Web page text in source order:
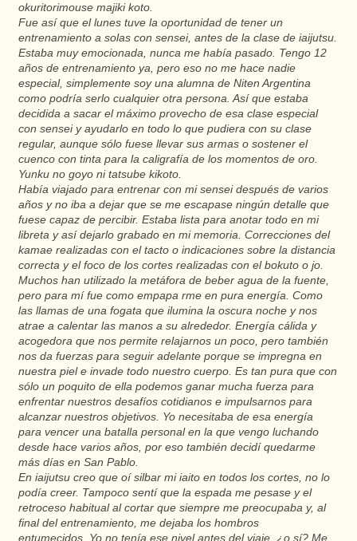
okuritorimouse majiki koto.
Fue así que el lunes tuve la oportunidad de tener un
entrenamiento a solas con sensei, antes de la clase de iaijutsu.
Estaba muy emocionada, nunca me había pasado. Tengo 12
años de entrenamiento ya, pero eso no me hace nadie
especial, simplemente soy una alumna de Niten Argentina
como podría serlo cualquier otra persona. Así que estaba
decidida a sacar el máximo provecho de esa clase especial
con sensei y ayudarlo en todo lo que pudiera con su clase
regular, aunque sólo fuese llevar sus armas o sostener el
cuenco con tinta para la caligrafía de los momentos de oro.
Yunku no goyo ni tatsube kikoto.
Había viajado para entrenar con mi sensei después de varios
años y no iba a dejar que se me escapase ningún detalle que
fuese capaz de percibir. Estaba lista para anotar todo en mi
libreta y así dejarlo grabado en mi memoria. Correcciones del
kamae realizadas con el tacto o indicaciones sobre la distancia
correcta y el foco de los cortes realizadas con el bokuto o jo.
Muchos han utilizado la metáfora de beber agua de la fuente,
pero para mí fue como empapa rme en pura energía. Como
las llamas de una fogata que ilumina la oscura noche y nos
atrae a calentar las manos a su alrededor. Energía cálida y
acogedora que nos permite relajarnos un poco, pero también
nos da fuerzas para seguir adelante porque se impregna en
nuestra piel e invade todo nuestro cuerpo. Es tan pura que con
sólo un poquito de ella podemos ganar mucha fuerza para
enfrentar nuestros desafíos cotidianos e impulsarnos para
alcanzar nuestros objetivos. Yo necesitaba de esa energía
para vencer una batalla personal en la que vengo luchando
desde hace varios años, por eso también decidí quedarme
más días en San Pablo.
En iaijutsu creo que oí silbar mi iaito en todos los cortes, no lo
podía creer. Tampoco sentí que la espada me pesase y el
retroceso habitual al cortar que siempre me preocupaba y, al
final del entrenamiento, me dejaba los hombros
entumecidos. Yo no tenía ese nivel antes del viaje, ¿o sí? Me